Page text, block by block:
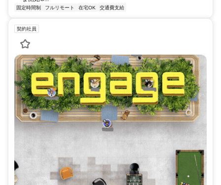
固定時間制 フルリモート 在宅OK 交通費支給
契約社員